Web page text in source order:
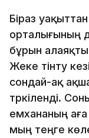
Біраз
орталығының
бұрын
Жеке тінту
сондай-ақ
тәркіленді.
емхананың аға
мың теңге